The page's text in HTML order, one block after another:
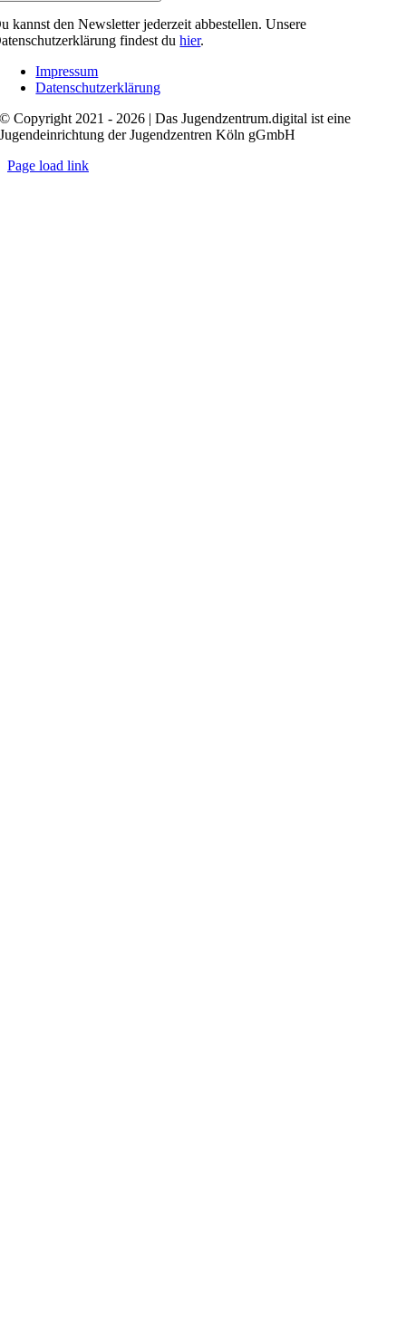
kannst den Newsletter jederzeit abbestellen. Unsere
findest duhier.
Impressum
Datenschutzerklärung
© Copyright 2021 - 2026 | Das Jugendzentrum.digital ist eine
Jugendeinrichtung der Jugendzentren Köln gGmbH
Page load link